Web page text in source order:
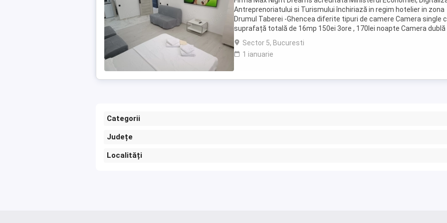
Antreprenoriatului si Turismului închiriază in regim hotelier in zona
Drumul Taberei -Ghencea diferite tipuri de camere Camera single
suprafață totală de 16mp 150ei 3ore , 170lei noapte Camera dublă
suprafață totală de ...
Sector 5, Bucuresti
1 ianuarie
Categorii
Județe
Localități